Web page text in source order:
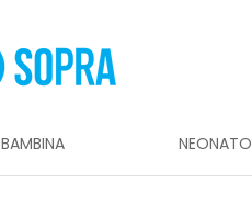
BAMBINA NEONATO